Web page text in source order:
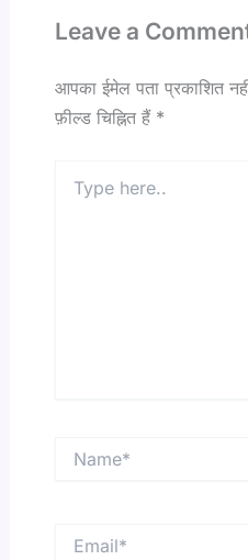
Leave a
आपका ईमेल पता प्रकाशित
फ़ील्ड चिह्नित हैं *
here..